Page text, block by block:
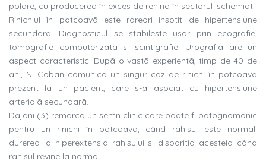
polare, cu producerea în exces de reninã în sectorul ischemiat.
Rinichiul în potcoavã este rareori însotit de hipertensiune
secundarã. Diagnosticul se stabileste usor prin ecografie,
tomografie computerizatã si scintigrafie. Urografia are un
aspect caracteristic. Dupã o vastã experientã, timp de 40 de
ani, N. Coban comunicã un singur caz de rinichi în potcoavã
prezent la un pacient, care s-a asociat cu hipertensiune
arterialã secundarã.
Dajani (3) remarcã un semn clinic care poate fi patognomonic
pentru un rinichi în potcoavã, când rahisul este normal:
durerea la hiperextensia rahisului si disparitia acesteia când
rahisul revine la normal.